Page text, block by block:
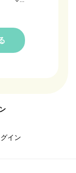
イン